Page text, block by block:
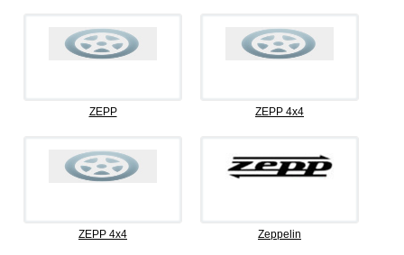
ZEPP ZEPP 4x4
ZEPP 4х4 Zeppelin